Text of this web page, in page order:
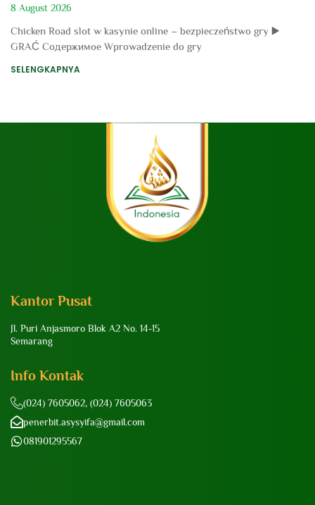
8 August 2026
Chicken Road slot w kasynie online – bezpieczeństwo gry ▶️
GRAĆ Содержимое Wprowadzenie do gry
SELENGKAPNYA
Kantor Pusat
Jl. Puri Anjasmoro Blok A2 No. 14-15
Semarang
Info Kontak
(024) 7605062, (024) 7605063
penerbit.asysyifa@gmail.com
081901295567